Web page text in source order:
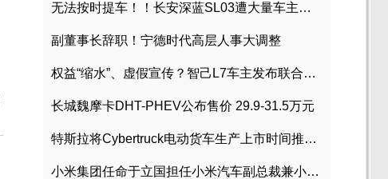
无法按时提车！！长安深蓝SL03遭大量车主投诉
副董事长辞职！宁德时代高层人事大调整
权益“缩水”、虚假宣传？智己L7车主发布联合维权声明
长城魏摩卡DHT-PHEV公布售价 29.9-31.5万元
特斯拉将Cybertruck电动货车生产上市时间推迟到2023年初
小米集团任命于立国担任小米汽车副总裁兼小米汽车北京总部政委